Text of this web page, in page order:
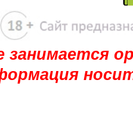
занимается